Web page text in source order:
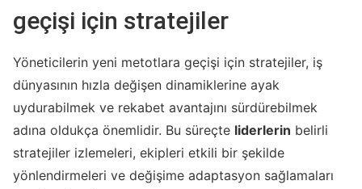
geçişi için stratejiler
Yöneticilerin yeni metotlara geçişi için stratejiler, iş
dünyasının hızla değişen dinamiklerine ayak
uydurabilmek ve rekabet avantajını sürdürebilmek
adına oldukça önemlidir. Bu süreçte liderlerin belirli
stratejiler izlemeleri, ekipleri etkili bir şekilde
yönlendirmeleri ve değişime adaptasyon sağlamaları